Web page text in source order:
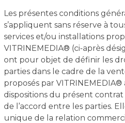
Les présentes conditions
s’appliquent sans réserve à
services et/ou installations
VITRINEMEDIA® (ci-après
ont pour objet de définir les
parties dans le cadre de la
proposés par VITRINEMEDIA®
dispositions du présent
de l’accord entre les parties.
unique de la relation